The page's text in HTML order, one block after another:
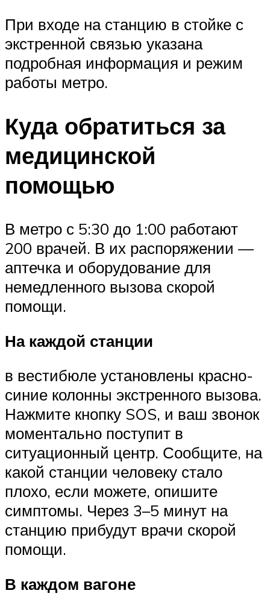
При входе на станцию в стойке с
экстренной связью указана
подробная информация и режим
работы метро.
Куда обратиться за
медицинской
помощью
В метро с 5:30 до 1:00 работают
200 врачей. В их распоряжении —
аптечка и оборудование для
немедленного вызова скорой
помощи.
На каждой станции
в вестибюле установлены красно-
синие колонны экстренного вызова.
Нажмите кнопку SOS, и ваш звонок
моментально поступит в
ситуационный центр. Сообщите, на
какой станции человеку стало
плохо, если можете, опишите
симптомы. Через 3–5 минут на
станцию прибудут врачи скорой
помощи.
В каждом вагоне